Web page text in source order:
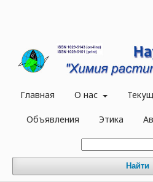
Главная О нас
Объявления Этика
Найти